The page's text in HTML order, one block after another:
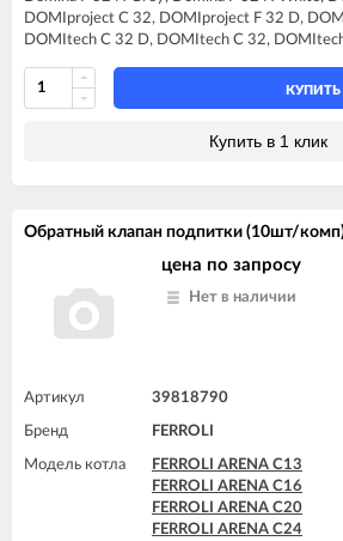
FERROLI DIVAtop HC32
FERROLI DIVAtop HF32
FERROLI DIVAtop micro
FERROLI DIVAtop micro
FERROLI DIVAtop ST C32
FERROLI DIVAtop ST F32
FERROLI DOMINA C32 N
FERROLI DOMINA F32 N
FERROLI DOMIproject F32
FERROLI DOMItech C32
FERROLI DOMItech F32
DOMIproject C 32, DOMIproject F 32 D,
DOMItech C 32 D, DOMItech C 32,
КУПИТЬ
Купить в 1 клик
Обратный клапан подпитки (10шт/комп)
цена по запросу
Нет в наличии
Артикул 39818790
Бренд FERROLI
Модель котла
FERROLI ARENA C13
FERROLI ARENA C16
FERROLI ARENA C20
FERROLI ARENA C24